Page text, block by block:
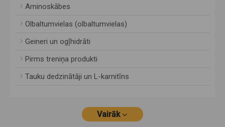
Aminoskābes
Olbaltumvielas (olbaltumvielas)
Geineri un ogļhidrāti
Pirms treniņa produkti
Tauku dedzinātāji un L-karnitīns
Vairāk